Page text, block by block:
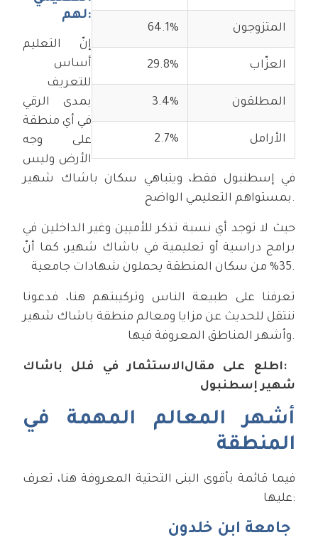
المتزوجون 64.1%
العزّاب 29.8%
المطلقون 3.4%
الأرامل 2.7%
لهم:
إنّ التعليم
أساس
للتعريف
بمدى الرقي
في أي منطقة
على وجه
الأرض وليس
في إسطنبول فقط، ويتباهي سكان باشاك شهير
بمستواهم التعليمي الواضح.
حيث لا توجد أي نسبة تذكر للأميين وغير الداخلين في
برامج دراسية أو تعليمية في باشاك شهير، كما أنّ
35% من سكان المنطقة يحملون شهادات جامعية.
تعرفنا على طبيعة الناس وتركيبتهم هنا، فدعونا
ننتقل للحديث عن مزايا ومعالم منطقة باشاك شهير
وأشهر المناطق المعروفة فيها.
اطلع على مقال:
الاستثمار في فلل باشاك
شهير إسطنبول
أشهر المعالم المهمة في
المنطقة
فيما قائمة بأقوى البنى التحتية المعروفة هنا، تعرف
عليها: